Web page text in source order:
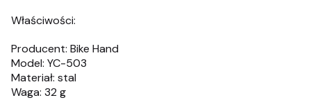
Właściwości:
Producent: Bike Hand
Model: YC-503
Materiał: stal
Waga: 32 g